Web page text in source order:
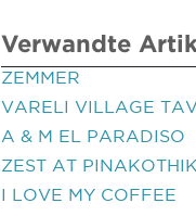
Verwandte
ZEMMER
VARELI VILLAGE
A & M EL PARADISO
ZEST AT
I LOVE MY COFFEE